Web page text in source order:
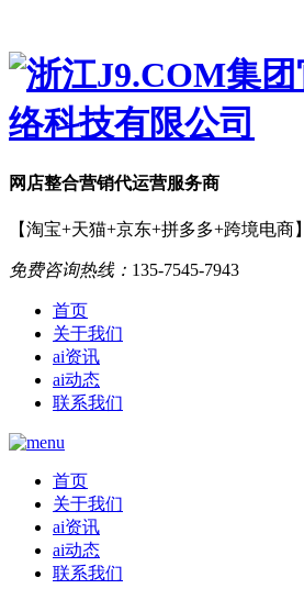
网店整合营销代运营服务商
【淘宝+天猫+京东+拼多多+跨境电商】
免费咨询热线： 135-7545-7943
首页
关于我们
ai资讯
ai动态
联系我们
首页
关于我们
ai资讯
ai动态
联系我们